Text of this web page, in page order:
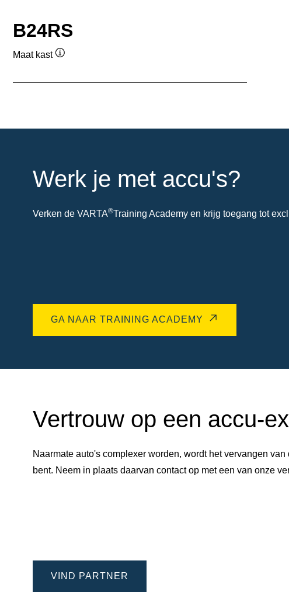
B24RS
Maat kast
de
Werk je met accu's?
Verken de VARTA®Training Academy en krijg toegang tot
GA NAAR TRAINING ACADEMY
Vertrouw op een accu-
Naarmate auto's complexer worden, wordt het vervangen
bent. Neem in plaats daarvan contact op met een van onze
VIND PARTNER